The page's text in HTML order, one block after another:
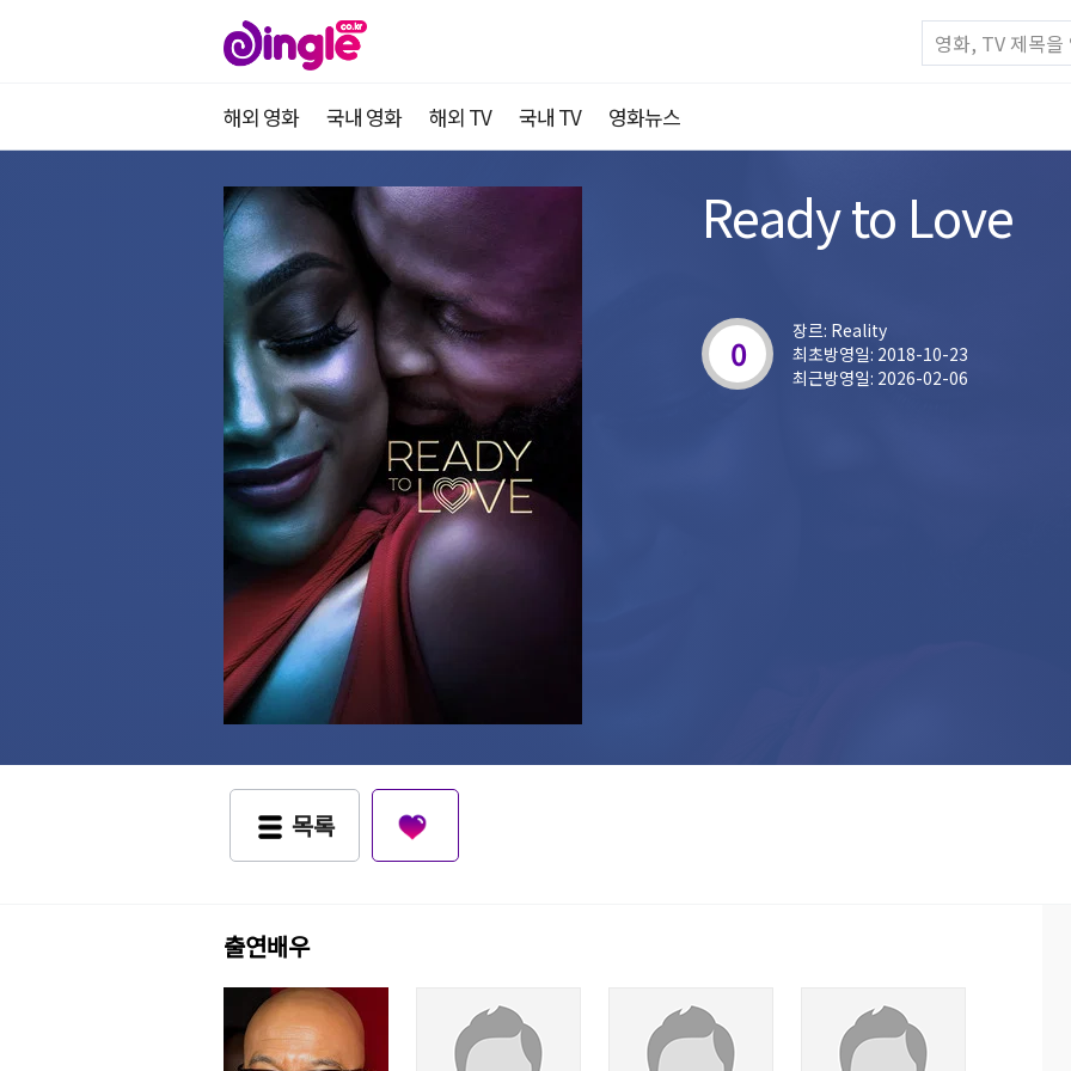
해외 영화 국내 영화 해외 TV 국내 TV 영화뉴스
Ready to Love
0
장르: Reality
최초방영일: 2018-10-23
최근방영일: 2026-02-06
목록
출연배우